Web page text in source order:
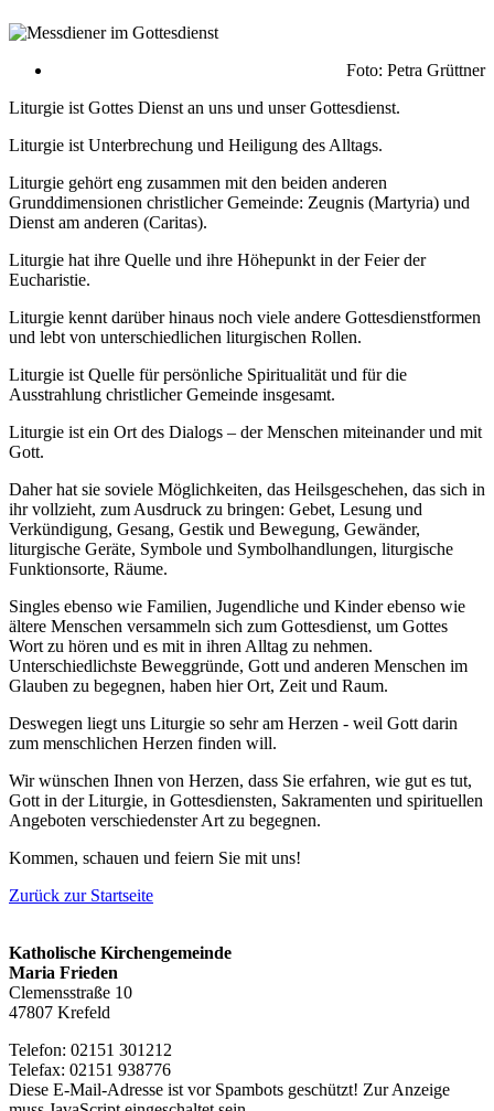
Foto: Petra Grüttner
Liturgie ist Gottes Dienst an uns und unser Gottesdienst.
Liturgie ist Unterbrechung und Heiligung des Alltags.
Liturgie gehört eng zusammen mit den beiden anderen
Grunddimensionen christlicher Gemeinde: Zeugnis (Martyria) und
Dienst am anderen (Caritas).
Liturgie hat ihre Quelle und ihre Höhepunkt in der Feier der
Eucharistie.
Liturgie kennt darüber hinaus noch viele andere Gottesdienstformen
und lebt von unterschiedlichen liturgischen Rollen.
Liturgie ist Quelle für persönliche Spiritualität und für die
Ausstrahlung christlicher Gemeinde insgesamt.
Liturgie ist ein Ort des Dialogs – der Menschen miteinander und mit
Gott.
Daher hat sie soviele Möglichkeiten, das Heilsgeschehen, das sich in
ihr vollzieht, zum Ausdruck zu bringen: Gebet, Lesung und
Verkündigung, Gesang, Gestik und Bewegung, Gewänder,
liturgische Geräte, Symbole und Symbolhandlungen, liturgische
Funktionsorte, Räume.
Singles ebenso wie Familien, Jugendliche und Kinder ebenso wie
ältere Menschen versammeln sich zum Gottesdienst, um Gottes
Wort zu hören und es mit in ihren Alltag zu nehmen.
Unterschiedlichste Beweggründe, Gott und anderen Menschen im
Glauben zu begegnen, haben hier Ort, Zeit und Raum.
Deswegen liegt uns Liturgie so sehr am Herzen - weil Gott darin
zum menschlichen Herzen finden will.
Wir wünschen Ihnen von Herzen, dass Sie erfahren, wie gut es tut,
Gott in der Liturgie, in Gottesdiensten, Sakramenten und spirituellen
Angeboten verschiedenster Art zu begegnen.
Kommen, schauen und feiern Sie mit uns!
Zurück zur Startseite
Katholische Kirchengemeinde
Maria Frieden
Clemensstraße 10
47807 Krefeld
Telefon: 02151 301212
Telefax: 02151 938776
Diese E-Mail-Adresse ist vor Spambots geschützt! Zur Anzeige